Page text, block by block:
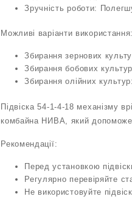
Зручність роботи:
Можливі варіанти використання:
Збирання зернових
Збирання бобових
Збирання олійних
Підвіска 54-1-4-18 механізму
комбайна НИВА, який допоможе
Рекомендації:
Перед установкою
Регулярно перевіряйте
Не використовуйте